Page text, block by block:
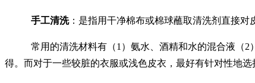
手工清洗：是指用干净棉布或棉球蘸取清洗剂直接对
常用的清洗材料有（1 ）氨水、酒精和水的混合液（2
得。而对于一些较脏的衣服或浅色皮衣，最好有针对性地